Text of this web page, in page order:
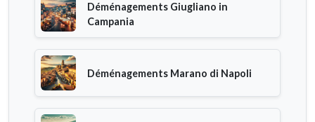
Déménagements Giugliano in
Campania
Déménagements Marano di Napoli